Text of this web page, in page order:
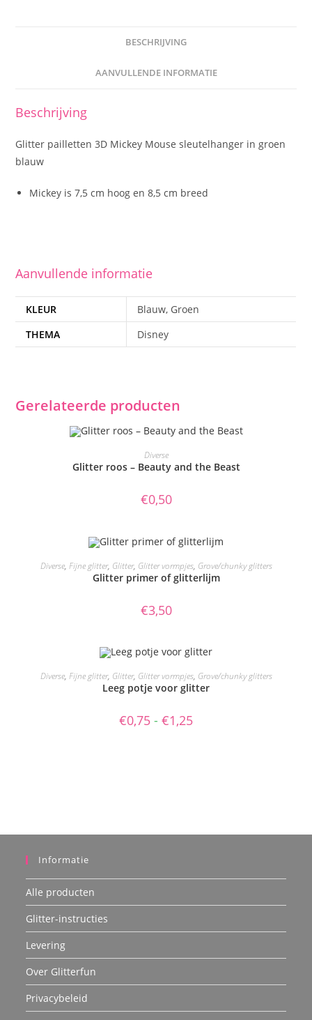
BESCHRIJVING
AANVULLENDE INFORMATIE
Beschrijving
Glitter pailletten 3D Mickey Mouse sleutelhanger in groen
blauw
Mickey is 7,5 cm hoog en 8,5 cm breed
Aanvullende informatie
KLEUR
Blauw, Groen
THEMA
Disney
Gerelateerde producten
TOEVOEGEN AAN WINKELWAGEN
Diverse
Glitter roos – Beauty and the Beast
€0,50
TOEVOEGEN AAN WINKELWAGEN
Diverse, Fijne glitter, Glitter, Glitter vormpjes, Grove/chunky glitters
Glitter primer of glitterlijm
€3,50
OPTIES SELECTEREN
product
heeft
meerdere
optie
Diverse, Fijne glitter, Glitter, Glitter vormpjes, Grove/chunky glitters
Leeg potje voor glitter
€0,75 - €1,25
Informatie
Alle producten
Glitter-instructies
Levering
Over Glitterfun
Privacybeleid